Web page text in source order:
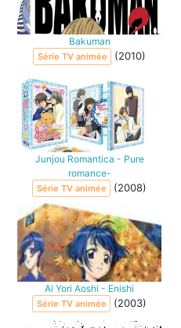
Bakuman
Série TV animée (2010)
Junjou Romantica - Pure
romance-
Série TV animée (2008)
Ai Yori Aoshi - Enishi
Série TV animée (2003)